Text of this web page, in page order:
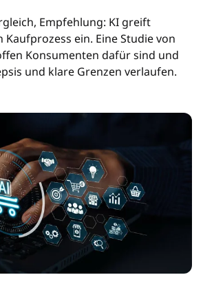
Empfehlung: KI greift
ein. Eine Studie von
Konsumenten dafür sind und
und klare Grenzen verlaufen.